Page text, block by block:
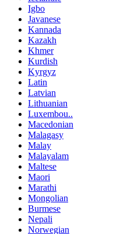
Igbo
Javanese
Kannada
Kazakh
Khmer
Kurdish
Kyrgyz
Latin
Latvian
Lithuanian
Luxembou..
Macedonian
Malagasy
Malay
Malayalam
Maltese
Maori
Marathi
Mongolian
Burmese
Nepali
Norwegian